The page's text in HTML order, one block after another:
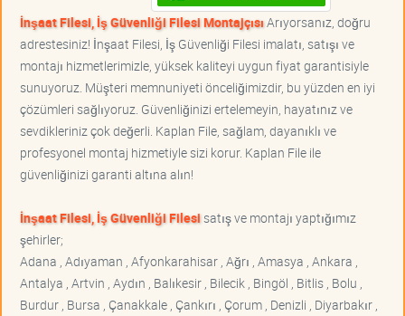
İnşaat Filesi, İş Güvenliği Filesi MontajçısıArıyorsanız, doğru
adrestesiniz! İnşaat Filesi, İş Güvenliği Filesi imalatı, satışı ve
montajı hizmetlerimizle, yüksek kaliteyi uygun fiyat garantisiyle
sunuyoruz. Müşteri memnuniyeti önceliğimizdir, bu yüzden en iyi
çözümleri sağlıyoruz. Güvenliğinizi ertelemeyin, hayatınız ve
sevdikleriniz çok değerli. Kaplan File, sağlam, dayanıklı ve
profesyonel montaj hizmetiyle sizi korur. Kaplan File ile
güvenliğinizi garanti altına alın!
İnşaat Filesi, İş Güvenliği Filesisatış ve montajı yaptığımız
şehirler;
Adana , Adıyaman , Afyonkarahisar , Ağrı , Amasya , Ankara ,
Antalya , Artvin , Aydın , Balıkesir , Bilecik , Bingöl , Bitlis , Bolu ,
Burdur , Bursa , Çanakkale , Çankırı , Çorum , Denizli , Diyarbakır ,